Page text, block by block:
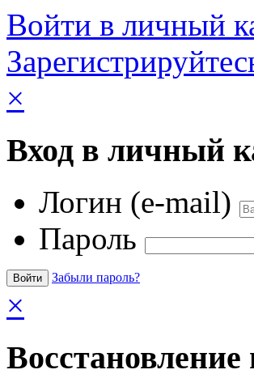
Войти в личный
×
Вход в личный
Логин (e-mail)
Пароль
Забыли пароль?
×
Восстановление